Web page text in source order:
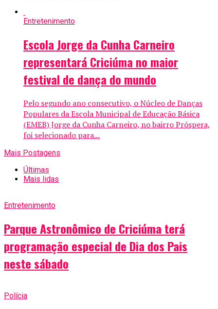
Entretenimento
Escola Jorge da Cunha Carneiro
representará Criciúma no maior
festival de dança do mundo
Pelo segundo ano consecutivo, o Núcleo de Danças
Populares da Escola Municipal de Educação Básica
(EMEB) Jorge da Cunha Carneiro, no bairro Próspera,
foi selecionado para...
Mais Postagens
Últimas
Mais lidas
Entretenimento
Parque Astronômico de Criciúma terá
programação especial de Dia dos Pais
neste sábado
Polícia